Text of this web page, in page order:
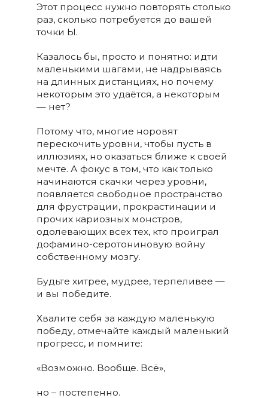
Этот процесс нужно повторять столько
раз, сколько потребуется до вашей
точки Ы.
Казалось бы, просто и понятно: идти
маленькими шагами, не надрываясь
на длинных дистанциях, но почему
некоторым это удаётся, а некоторым
— нет?
Потому что, многие норовят
перескочить уровни, чтобы пусть в
иллюзиях, но оказаться ближе к своей
мечте. А фокус в том, что как только
начинаются скачки через уровни,
появляется свободное пространство
для фрустрации, прокрастинации и
прочих кариозных монстров,
одолевающих всех тех, кто проиграл
дофамино-серотониновую войну
собственному мозгу.
Будьте хитрее, мудрее, терпеливее —
и вы победите.
Хвалите себя за каждую маленькую
победу, отмечайте каждый маленький
прогресс, и помните:
«Возможно. Вообще. Всё»,
но – постепенно.